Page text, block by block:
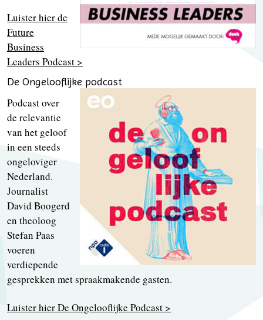
Luister hier de
Future
Business
Leaders Podcast >
De Ongelooflijke podcast
Podcast over
de relevantie
van het geloof
in een steeds
ongeloviger
Nederland.
Journalist
David Boogerd
en theoloog
Stefan Paas
voeren
verdiepende
gesprekken met spraakmakende gasten.
Luister hier De Ongelooflijke Podcast >